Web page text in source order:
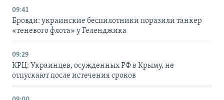
09:41
Бровди: украинские беспилотники поразили танкер
«теневого флота» у Геленджика
09:29
КРЦ: Украинцев, осужденных РФ в Крыму, не
отпускают после истечения сроков